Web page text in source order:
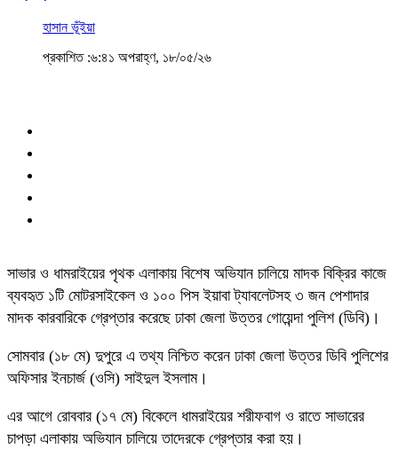
হাসান ভূঁইয়া
প্রকাশিত :৬:৪১ অপরাহ্ণ, ১৮/০৫/২৬
সাভার ও ধামরাইয়ের পৃথক এলাকায় বিশেষ অভিযান চালিয়ে মাদক বিক্রির কাজে
ব্যবহৃত ১টি মোটরসাইকেল ও ১০০ পিস ইয়াবা ট্যাবলেটসহ ৩ জন পেশাদার
মাদক কারবারিকে গ্রেপ্তার করেছে ঢাকা জেলা উত্তর গোয়েন্দা পুলিশ (ডিবি)।
সোমবার (১৮ মে) দুপুরে এ তথ্য নিশ্চিত করেন ঢাকা জেলা উত্তর ডিবি পুলিশের
অফিসার ইনচার্জ (ওসি) সাইদুল ইসলাম।
এর আগে রোববার (১৭ মে) বিকেলে ধামরাইয়ের শরীফবাগ ও রাতে সাভারের
চাপড়া এলাকায় অভিযান চালিয়ে তাদেরকে গ্রেপ্তার করা হয়।